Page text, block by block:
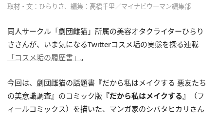
取材・文：ひらりさ、編集：高橋千里／マイナビウーマン編集部
同人サークル「劇団雌猫」所属の美容オタクライターひらり
ささんが、いま気になるTwitterコスメ垢の実態を探る連載
「コスメ垢の履歴書」 。
今回は、劇団雌猫の話題書『だから私はメイクする 悪友たち
の美意識調査』のコミック版 『だから私はメイクする』
（フ
ィールコミックス）を描いた、マンガ家のシバタヒカリさん